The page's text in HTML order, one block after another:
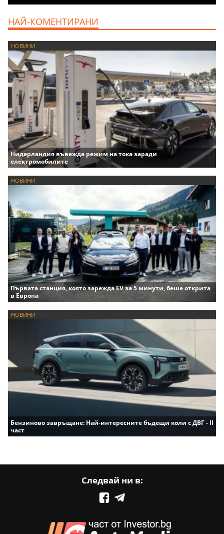
НАЙ-КОМЕНТИРАНИ
НОВИНИ
Нидерландия въвежда режим на тока заради
електромобилите
НОВИНИ
Първата станция, която зарежда EV за 5 минути, беше открита
в Европа
НОВИНИ
Бензиново завръщане: Най-интересните бъдещи коли с ДВГ - II
част
Следвай ни в: